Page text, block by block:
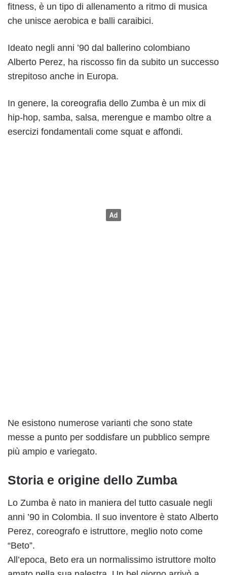
fitness, è un tipo di allenamento a ritmo di musica
che unisce aerobica e balli caraibici.
Ideato negli anni ’90 dal ballerino colombiano
Alberto Perez, ha riscosso fin da subito un successo
strepitoso anche in Europa.
In genere, la coreografia dello Zumba è un mix di
hip-hop, samba, salsa, merengue e mambo oltre a
esercizi fondamentali come squat e affondi.
Ne esistono numerose varianti che sono state
messe a punto per soddisfare un pubblico sempre
più ampio e variegato.
Storia e origine dello Zumba
Lo Zumba è nato in maniera del tutto casuale negli
anni ’90 in Colombia. Il suo inventore è stato Alberto
Perez, coreografo e istruttore, meglio noto come
“Beto”.
All’epoca, Beto era un normalissimo istruttore molto